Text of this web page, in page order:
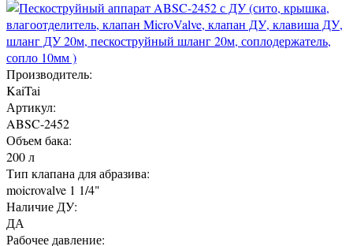
Производитель:
KaiTai
Артикул:
ABSC-2452
Объем бака:
200 л
Тип клапана для абразива:
moicrovalve 1 1/4"
Наличие ДУ:
ДА
Рабочее давление: